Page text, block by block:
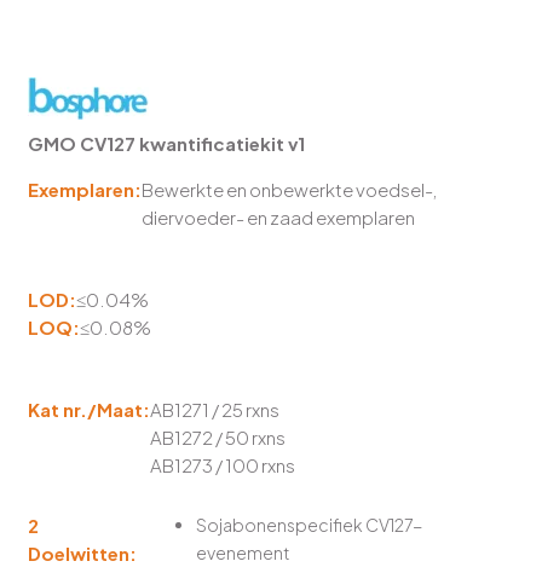
GMO CV127 kwantificatiekit v1
Exemplaren:Bewerkte en onbewerkte voedsel-,
diervoeder- en zaad exemplaren
LOD:≤0.04%
LOQ:≤0.08%
Kat nr./Maat:AB1271 / 25 rxns
AB1272 / 50 rxns
AB1273 / 100 rxns
2
Doelwitten:
Sojabonenspecifiek CV127-
evenement